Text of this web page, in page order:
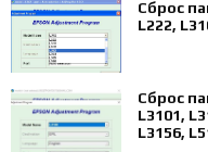
Сброс
L222,
Сброс
L3101,
L3156,